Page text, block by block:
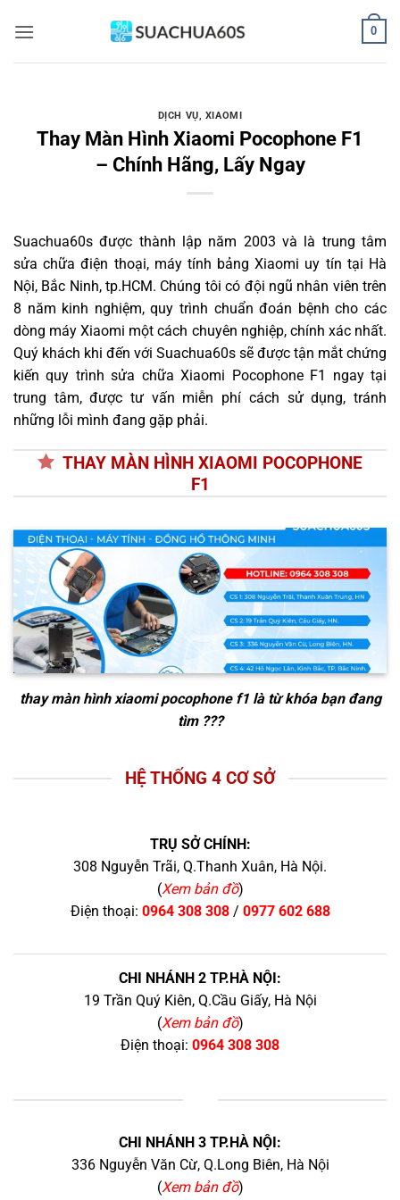
qua
0
DỊCH VỤ, XIAOMI
Thay Màn Hình Xiaomi Pocophone F1
– Chính Hãng, Lấy Ngay
Suachua60s được thành lập năm 2003 và là trung tâm
sửa chữa điện thoại, máy tính bảng Xiaomi uy tín tại Hà
Nội, Bắc Ninh, tp.HCM. Chúng tôi có đội ngũ nhân viên trên
8 năm kinh nghiệm, quy trình chuẩn đoán bệnh cho các
dòng máy Xiaomi một cách chuyên nghiệp, chính xác nhất.
Quý khách khi đến với Suachua60s sẽ được tận mắt chứng
kiến quy trình sửa chữa Xiaomi Pocophone F1 ngay tại
trung tâm, được tư vấn miễn phí cách sử dụng, tránh
những lỗi mình đang gặp phải.
THAY MÀN HÌNH XIAOMI POCOPHONE
F1
thay màn hình xiaomi pocophone f1là từ khóa bạn đang
tìm ???
HỆ THỐNG 4 CƠ SỞ
TRỤ SỞ CHÍNH:
308 Nguyễn Trãi, Q.Thanh Xuân, Hà Nội.
(Xem bản đồ)
Điện thoại: 0964 308 308/ 0977 602 688
CHI NHÁNH 2 TP.HÀ NỘI:
19 Trần Quý Kiên, Q.Cầu Giấy, Hà Nội
(Xem bản đồ)
Điện thoại: 0964 308 308
CHI NHÁNH 3 TP.HÀ NỘI:
336 Nguyễn Văn Cừ, Q.Long Biên, Hà Nội
(Xem bản đồ)